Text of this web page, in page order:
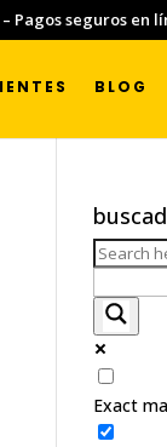
– Pagos seguros en
BLOG
Exact